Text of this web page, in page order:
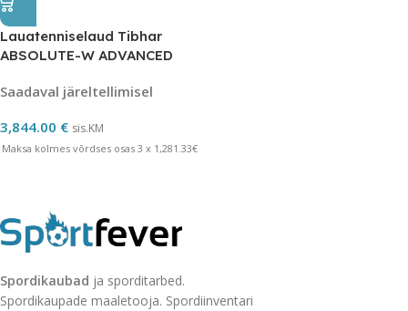
Lauatenniselaud Tibhar
ABSOLUTE-W ADVANCED
Saadaval järeltellimisel
3,844.00 € sis.KM
Maksa kolmes võrdses osas 3 x 1,281.33€
Spordikaubad ja sporditarbed.
Spordikaupade maaletooja. Spordiinventari